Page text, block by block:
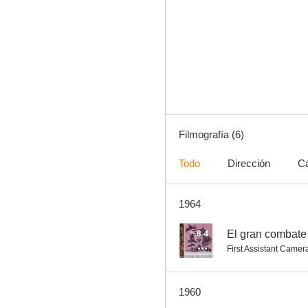
Filmografía (6)
Todo Dirección
1964
8.4 El gran combate
First Assistant
1960